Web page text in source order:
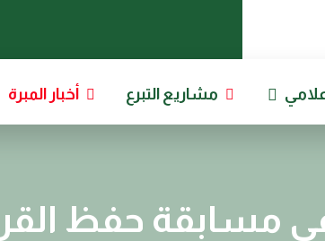
مشاريع التبرع أخبار المبرة
مسابقة حفظ